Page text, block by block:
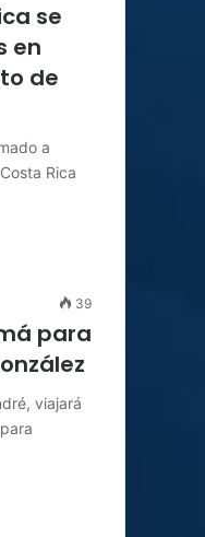
se
en
de
a
Rica
39
para
viajará